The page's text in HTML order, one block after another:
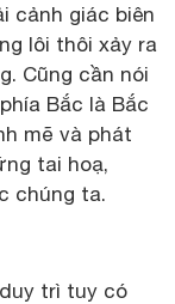
cảnh giác biên
lôi thôi xảy ra
Cũng cần nói
Bắc là Bắc
mẽ và phát
tai hoạ,
chúng ta.
trì tuy có